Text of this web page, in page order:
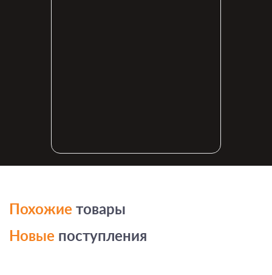
Похожие товары
Новые поступления